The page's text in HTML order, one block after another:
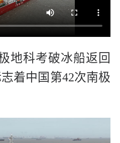
地科考破冰船返回
着中国第42次南极